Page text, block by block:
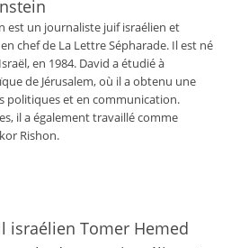
est un journaliste juif israélien et
chef de La Lettre Sépharade. Il est né
en 1984. David a étudié à
de Jérusalem, où il a obtenu une
politiques et en communication.
il a également travaillé comme
Rishon.
israélien Tomer Hemed